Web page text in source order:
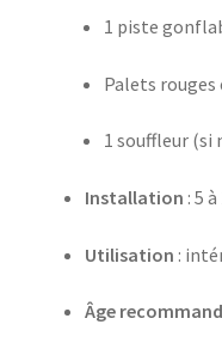
1 piste
Palets rouges
1 souffleur (si
Installation : 5
Utilisation :
Âge